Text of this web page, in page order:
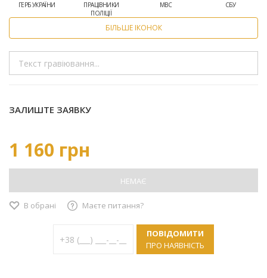
ГЕРБ УКРАЇНИ
ПРАЦІВНИКИ
ПОЛІЦІЇ
МВС СБУ
БІЛЬШЕ ІКОНОК
ЗАЛИШТЕ ЗАЯВКУ
1 160 грн
НЕМАЄ
В обрані Маєте питання?
ПОВІДОМИТИ
ПРО НАЯВНІСТЬ